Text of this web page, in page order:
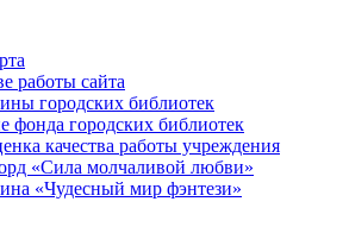
работы сайта
городских библиотек
фонда городских библиотек
качества работы учреждения
«Сила молчаливой любви»
«Чудесный мир фэнтези»